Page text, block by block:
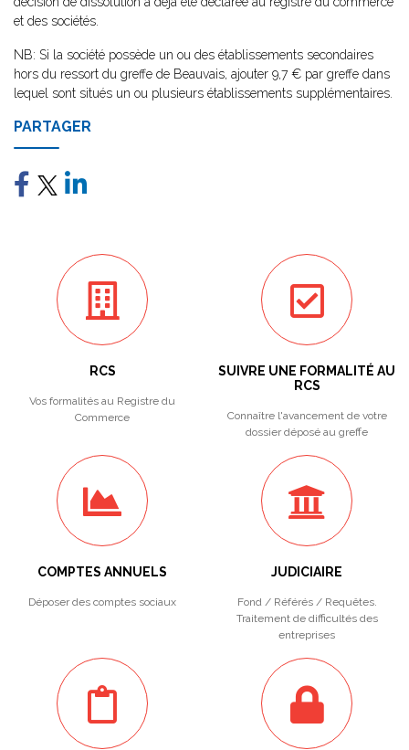
et des sociétés.
NB: Si la société possède un ou des établissements secondaires
hors du ressort du greffe de Beauvais, ajouter 9,7 € par greffe dans
lequel sont situés un ou plusieurs établissements supplémentaires.
PARTAGER
RCS
Vos formalités au Registre du
Commerce
SUIVRE UNE FORMALITÉ AU
RCS
Connaître l'avancement de votre
dossier déposé au greffe
COMPTES ANNUELS
Déposer des comptes sociaux
JUDICIAIRE
Fond / Référés / Requêtes.
Traitement de difficultés des
entreprises